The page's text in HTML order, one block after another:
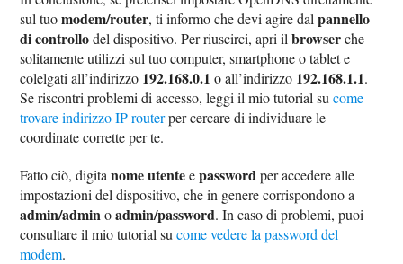
sul tuomodem/router, ti informo che devi agire dalpannello
di controllodel dispositivo. Per riuscirci, apri ilbrowserche
solitamente utilizzi sul tuo computer, smartphone o tablet e
colelgati all’indirizzo 192.168.0.1 o all’indirizzo 192.168.1.1.
Se riscontri problemi di accesso, leggi il mio tutorial sucome
trovare indirizzo IP routerper cercare di individuare le
coordinate corrette per te.
Fatto ciò, digitanome utenteepassword per accedere alle
impostazioni del dispositivo, che in genere corrispondono a
admin/admin oadmin/password. In caso di problemi, puoi
consultare il mio tutorial sucome vedere la password del
modem.